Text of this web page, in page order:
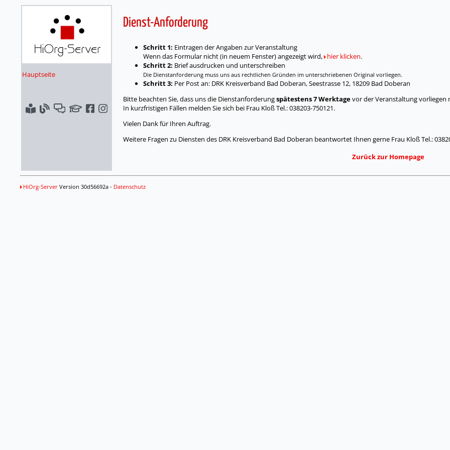
Hauptseite
Dienst-Anforderung
Schritt 1: Eintragen der Angaben zur Veranstaltung
Wenn das Formular nicht (in neuem Fenster) angezeigt wird, hier klicken.
Schritt 2: Brief ausdrucken und unterschreiben
Die Dienstanforderung muss uns aus rechtlichen Gründen im unterschriebenen Original vorliegen.
Schritt 3: Per Post an: DRK Kreisverband Bad Doberan, Seestrasse 12, 18209 Bad Doberan
Bitte beachten Sie, dass uns die Dienstanforderungspätestens 7 Werktagevor der Veranstaltung vorliegen
In kurzfristigen Fällen melden Sie sich bei Frau Kloß Tel.: 038203-750121.
Vielen Dank für Ihren Auftrag.
Weitere Fragen zu Diensten des DRK Kreisverband Bad Doberan beantwortet Ihnen gerne Frau Kloß Tel.:
Zurück zur Homepage
HiOrg-Server Version 30d56692a - Datenschutz